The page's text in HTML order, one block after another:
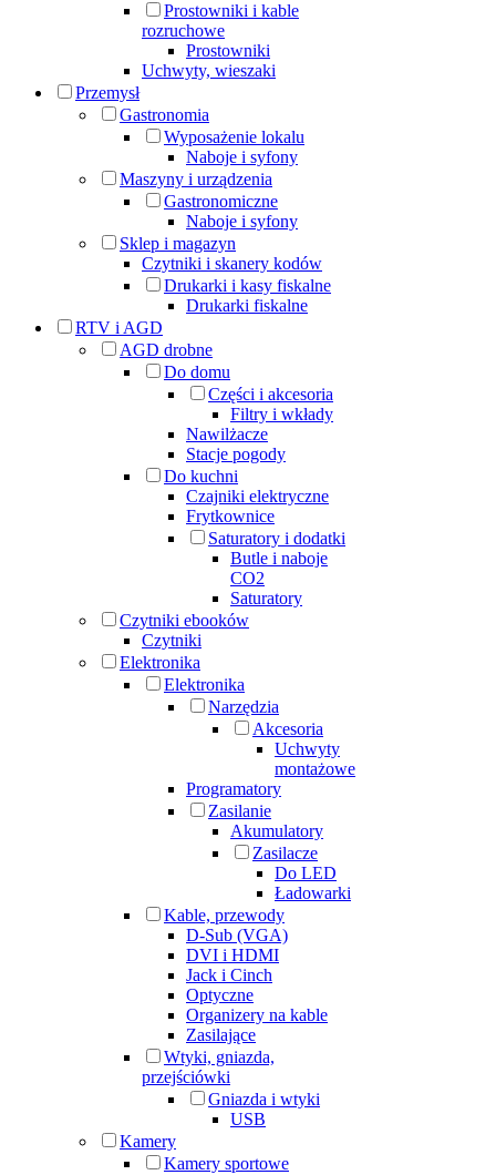
Prostowniki i kable
rozruchowe
Prostowniki
Uchwyty, wieszaki
Przemysł
Gastronomia
Wyposażenie lokalu
Naboje i syfony
Maszyny i urządzenia
Gastronomiczne
Naboje i syfony
Sklep i magazyn
Czytniki i skanery kodów
Drukarki i kasy fiskalne
Drukarki fiskalne
RTV i AGD
AGD drobne
Do domu
Części i akcesoria
Filtry i wkłady
Nawilżacze
Stacje pogody
Do kuchni
Czajniki elektryczne
Frytkownice
Saturatory i dodatki
Butle i naboje
CO2
Saturatory
Czytniki ebooków
Czytniki
Elektronika
Elektronika
Narzędzia
Akcesoria
Uchwyty
montażowe
Programatory
Zasilanie
Akumulatory
Zasilacze
Do LED
Ładowarki
Kable, przewody
D-Sub (VGA)
DVI i HDMI
Jack i Cinch
Optyczne
Organizery na kable
Zasilające
Wtyki, gniazda,
przejściówki
Gniazda i wtyki
USB
Kamery
Kamery sportowe